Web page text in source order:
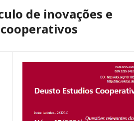
de inovações e